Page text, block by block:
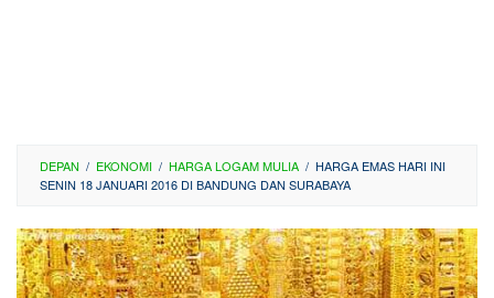
DEPAN / EKONOMI / HARGA LOGAM MULIA / HARGA EMAS HARI INI
SENIN 18 JANUARI 2016 DI BANDUNG DAN SURABAYA